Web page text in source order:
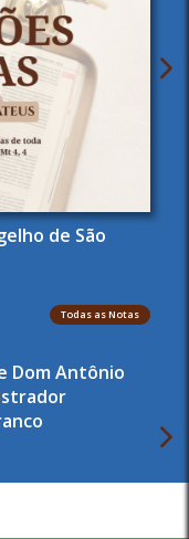
de São
Todas as Notas
Dom Antônio